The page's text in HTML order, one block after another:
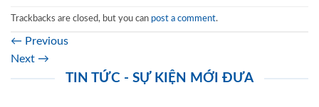
Trackbacks are closed, but you can post a comment.
← Previous
Next →
TIN TỨC - SỰ KIỆN MỚI ĐƯA